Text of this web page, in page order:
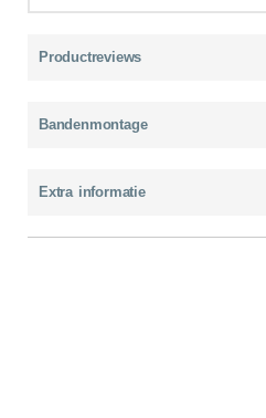
Productreviews
Bandenmontage
Extra informatie